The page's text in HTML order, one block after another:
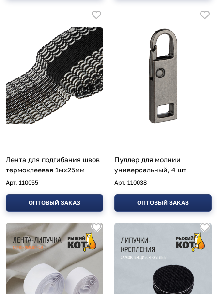
Лента для подгибания швов
термоклеевая 1мх25мм
Арт. 110055
ОПТОВЫЙ ЗАКАЗ
Пуллер для молнии
универсальный, 4 шт
Арт. 110038
ОПТОВЫЙ ЗАКАЗ